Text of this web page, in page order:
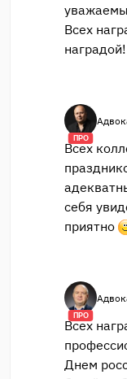
Всех
наградой!
ПРО
Всех
себя
приятно
ПРО
Всех
Днем